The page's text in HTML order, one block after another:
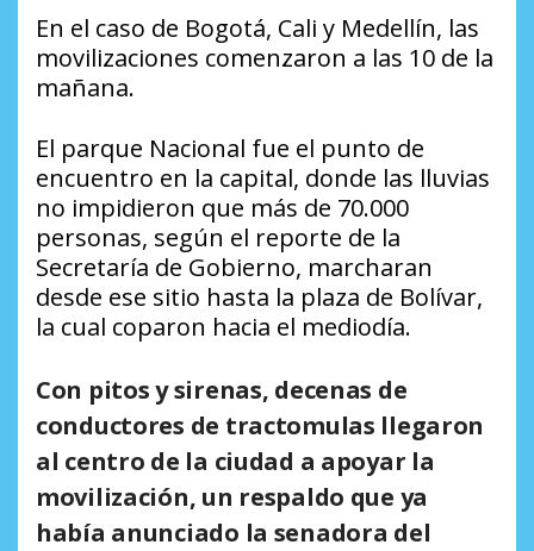
En el caso de Bogotá, Cali y Medellín, las
movilizaciones comenzaron a las 10 de la
mañana.
El parque Nacional fue el punto de
encuentro en la capital, donde las lluvias
no impidieron que más de 70.000
personas, según el reporte de la
Secretaría de Gobierno, marcharan
desde ese sitio hasta la plaza de Bolívar,
la cual coparon hacia el mediodía.
Con pitos y sirenas, decenas de
conductores de tractomulas llegaron
al centro de la ciudad a apoyar la
movilización, un respaldo que ya
había anunciado la senadora del